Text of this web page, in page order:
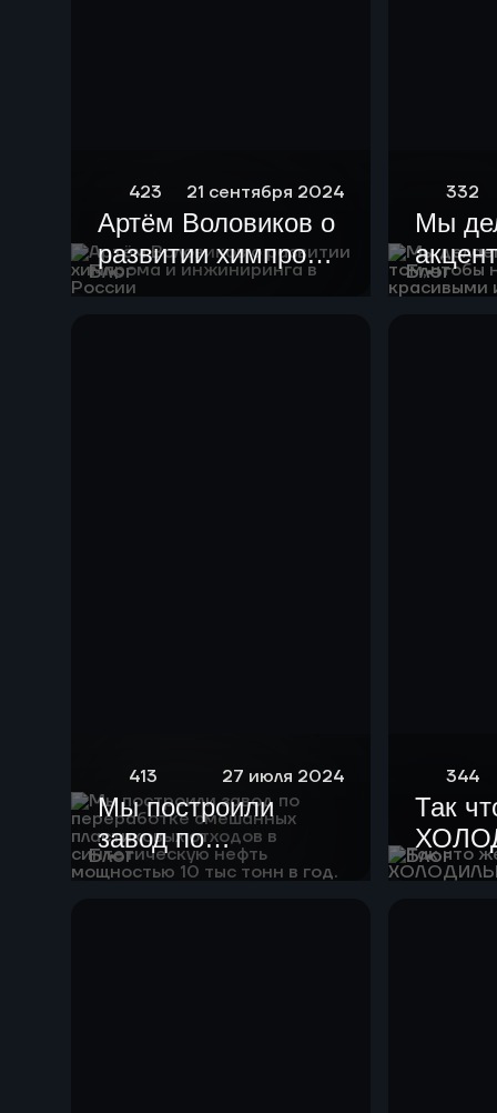
Блог
423 21 сентября 2024
Артём Воловиков о
развитии химпрома
и инжиниринга в
Блог
332
Мы
Блог
413 27 июля 2024
Мы построили
завод по
переработке
Блог
344
Так